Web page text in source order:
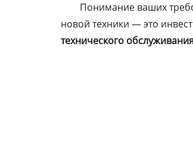
Понимание ваших
новой техники — это
технического